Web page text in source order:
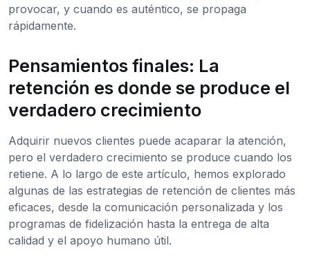
provocar, y cuando es auténtico, se propaga
rápidamente.
Pensamientos finales: La
retención es donde se produce el
verdadero crecimiento
Adquirir nuevos clientes puede acaparar la atención,
pero el verdadero crecimiento se produce cuando los
retiene. A lo largo de este artículo, hemos explorado
algunas de las estrategias de retención de clientes más
eficaces, desde la comunicación personalizada y los
programas de fidelización hasta la entrega de alta
calidad y el apoyo humano útil.